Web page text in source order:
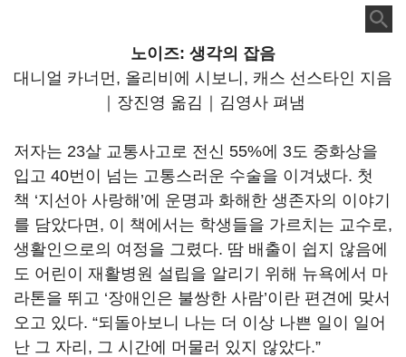
노이즈: 생각의 잡음
대니얼 카너먼, 올리비에 시보니, 캐스 선스타인 지음
｜장진영 옮김｜김영사 펴냄
저자는 23살 교통사고로 전신 55%에 3도 중화상을
입고 40번이 넘는 고통스러운 수술을 이겨냈다. 첫
책 ‘지선아 사랑해’에 운명과 화해한 생존자의 이야기
를 담았다면, 이 책에서는 학생들을 가르치는 교수로,
생활인으로의 여정을 그렸다. 땀 배출이 쉽지 않음에
도 어린이 재활병원 설립을 알리기 위해 뉴욕에서 마
라톤을 뛰고 ‘장애인은 불쌍한 사람’이란 편견에 맞서
오고 있다. “되돌아보니 나는 더 이상 나쁜 일이 일어
난 그 자리, 그 시간에 머물러 있지 않았다.”